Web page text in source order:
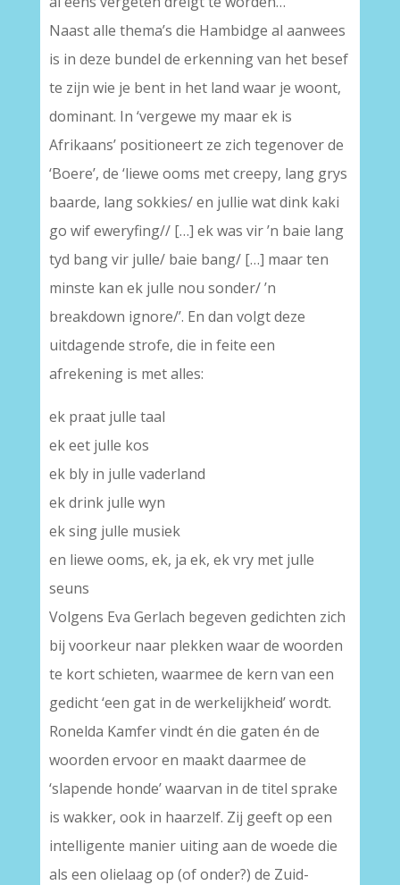
Naast alle thema’s die Hambidge al aanwees
is in deze bundel de erkenning van het besef
te zijn wie je bent in het land waar je woont,
dominant. In ‘vergewe my maar ek is
Afrikaans’ positioneert ze zich tegenover de
‘Boere’, de ‘liewe ooms met creepy, lang grys
baarde, lang sokkies/ en jullie wat dink kaki
go wif eweryfing// […] ek was vir ’n baie lang
tyd bang vir julle/ baie bang/ […] maar ten
minste kan ek julle nou sonder/ ’n
breakdown ignore/’. En dan volgt deze
uitdagende strofe, die in feite een
afrekening is met alles:
ek praat julle taal
ek eet julle kos
ek bly in julle vaderland
ek drink julle wyn
ek sing julle musiek
en liewe ooms, ek, ja ek, ek vry met julle
seuns
Volgens Eva Gerlach begeven gedichten zich
bij voorkeur naar plekken waar de woorden
te kort schieten, waarmee de kern van een
gedicht ‘een gat in de werkelijkheid’ wordt.
Ronelda Kamfer vindt én die gaten én de
woorden ervoor en maakt daarmee de
‘slapende honde’ waarvan in de titel sprake
is wakker, ook in haarzelf. Zij geeft op een
intelligente manier uiting aan de woede die
als een olielaag op (of onder?) de Zuid-